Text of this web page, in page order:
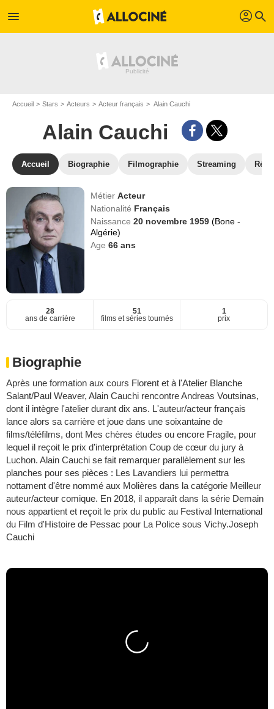
menu profil search
Accueil Stars Acteurs Acteur français Alain Cauchi
Alain Cauchi
Accueil Biographie Filmographie Streaming
MétierActeur
Nationalité Français
Naissance20 novembre 1959(Bone -
Algérie)
Age66 ans
28
ans de carrière
51
films et séries tournés
1
prix
Biographie
Après une formation aux cours Florent et à l'Atelier Blanche
Salant/Paul Weaver, Alain Cauchi rencontre Andreas Voutsinas,
dont il intègre l'atelier durant dix ans. L'auteur/acteur français
lance alors sa carrière et joue dans une soixantaine de
films/téléfilms, dont Mes chères études ou encore Fragile, pour
lequel il reçoit le prix d’interprétation Coup de cœur du jury à
Luchon. Alain Cauchi se fait remarquer parallèlement sur les
planches pour ses pièces : Les Lavandiers lui permettra
nottament d'être nommé aux Molières dans la catégorie Meilleur
auteur/acteur comique. En 2018, il apparaît dans la série Demain
nous appartient et reçoit le prix du public au Festival International
du Film d'Histoire de Pessac pour La Police sous Vichy.Joseph
Cauchi